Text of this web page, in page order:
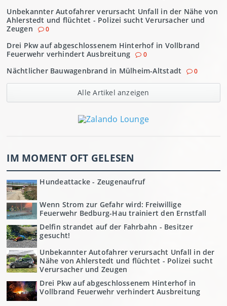
Unbekannter Autofahrer verursacht Unfall in der Nähe von
Ahlerstedt und flüchtet - Polizei sucht Verursacher und
Zeugen
0
Drei Pkw auf abgeschlossenem Hinterhof in Vollbrand
Feuerwehr verhindert Ausbreitung
0
Nächtlicher Bauwagenbrand in Mülheim-Altstadt 0
Alle Artikel anzeigen
IM MOMENT OFT GELESEN
Hundeattacke - Zeugenaufruf
Wenn Strom zur Gefahr wird: Freiwillige
Feuerwehr Bedburg-Hau trainiert den Ernstfall
Delfin strandet auf der Fahrbahn - Besitzer
gesucht!
Unbekannter Autofahrer verursacht Unfall in der
Nähe von Ahlerstedt und flüchtet - Polizei sucht
Verursacher und Zeugen
Drei Pkw auf abgeschlossenem Hinterhof in
Vollbrand Feuerwehr verhindert Ausbreitung